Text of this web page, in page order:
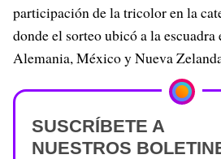
participación de la tricolor en la
donde el sorteo ubicó a la
Alemania, México y Nueva
SUSCRÍBETE A
NUESTROS